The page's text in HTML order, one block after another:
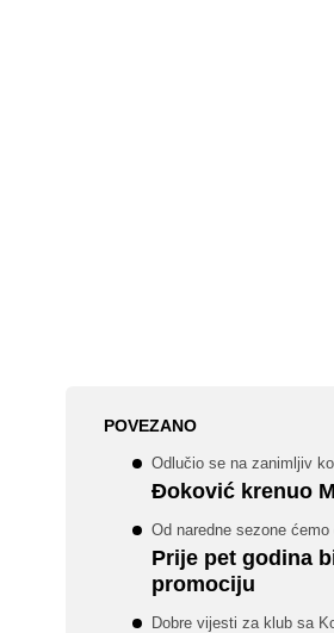
POVEZANO
Odlučio se na zanimljiv
Đoković krenuo
Od naredne sezone
Prije pet godina
promociju
Dobre vijesti za klub sa